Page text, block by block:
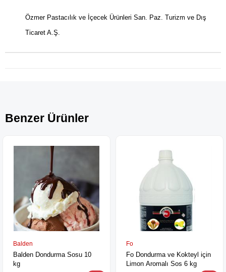
Özmer Pastacılık ve İçecek Ürünleri San. Paz. Turizm ve Dış
Ticaret A.Ş.
Benzer Ürünler
Balden
Balden Dondurma Sosu 10
kg
Fo
Fo Dondurma ve Kokteyl için
Limon Aromalı Sos 6 kg